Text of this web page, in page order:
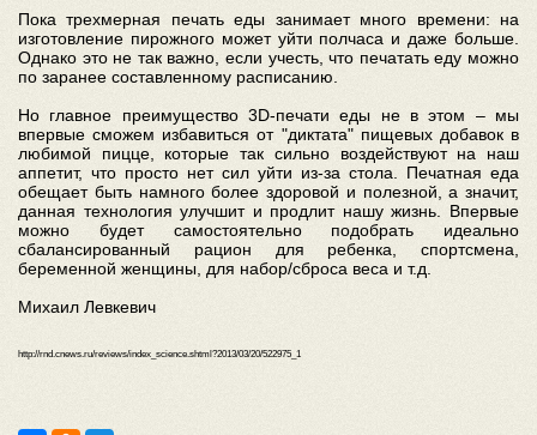
Пока трехмерная печать еды занимает много времени: на
изготовление пирожного может уйти полчаса и даже больше.
Однако это не так важно, если учесть, что печатать еду можно
по заранее составленному расписанию.
Но главное преимущество 3D-печати еды не в этом – мы
впервые сможем избавиться от "диктата" пищевых добавок в
любимой пицце, которые так сильно воздействуют на наш
аппетит, что просто нет сил уйти из-за стола. Печатная еда
обещает быть намного более здоровой и полезной, а значит,
данная технология улучшит и продлит нашу жизнь. Впервые
можно будет самостоятельно подобрать идеально
сбалансированный рацион для ребенка, спортсмена,
беременной женщины, для набор/сброса веса и т.д.
Михаил Левкевич
http://rnd.cnews.ru/reviews/index_science.shtml?2013/03/20/522975_1